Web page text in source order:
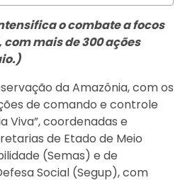
o combate a focos
mais de 300 ações
da Amazônia, com os
de comando e controle
Viva”, coordenadas e
de Etado de Meio
(Semas) e de
Social (Segup), com